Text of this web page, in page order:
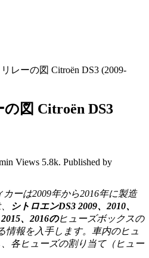
レーの図 Citroën DS3 (2009-
図 Citroën DS3
Views 5.8k. Published by
ーは2009年から2016年に製造
シトロエンDS3 2009、2010、
、2016のヒューズボックスの
情報を入手します。車内のヒュ
各ヒューズの割り当て（ヒュー